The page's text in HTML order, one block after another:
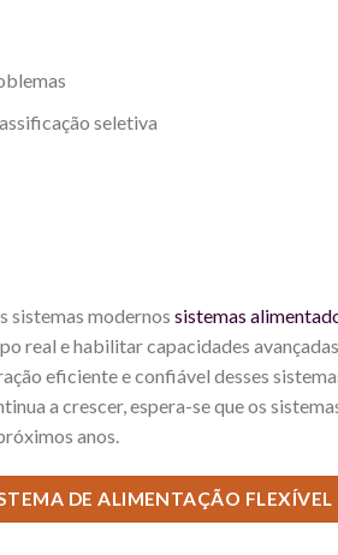
seletiva
sistemas modernos sistemas
real e habilitar capacidades
eficiente e confiável desses
a crescer, espera-se que os
anos.
DE ALIMENTAÇÃO FLEXÍVEL